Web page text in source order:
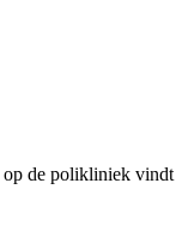
de polikliniek vindt